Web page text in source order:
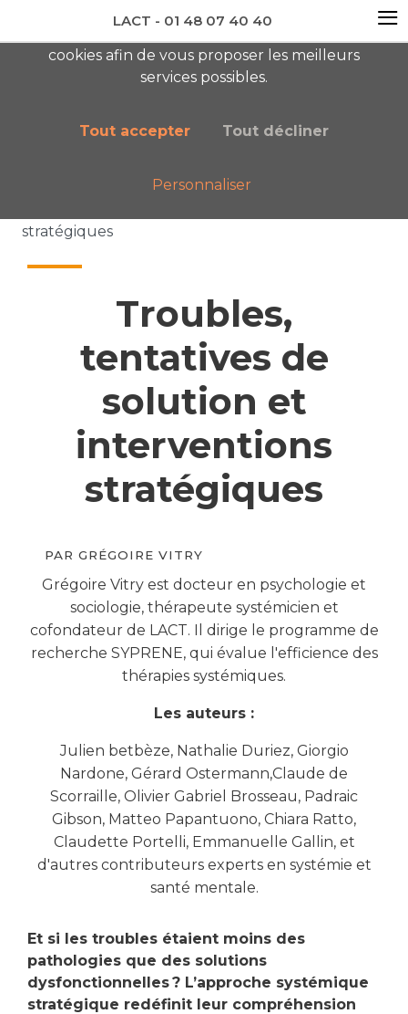
newsletter AC
Nos publications
stratégiques
Troubles,
tentatives de
solution et
interventions
stratégiques
PARGRÉGOIRE VITRY
Grégoire Vitry est docteur en psychologie et
sociologie, thérapeute systémicien et
cofondateur de LACT. Il dirige le programme de
recherche SYPRENE, qui évalue l'efficience des
thérapies systémiques.
Les auteurs :
Julien betbèze, Nathalie Duriez, Giorgio
Nardone, Gérard Ostermann,Claude de
Scorraille, Olivier Gabriel Brosseau, Padraic
Gibson, Matteo Papantuono, Chiara Ratto,
Claudette Portelli, Emmanuelle Gallin, et
d'autres contributeurs experts en systémie et
santé mentale.
Et si les troubles étaient moins des
pathologies que des solutions
dysfonctionnelles ? L’approche systémique
stratégique redéfinit leur compréhension
cookies afin de vous proposer les meilleurs
services possibles.
Tout accepter Tout décliner
Personnaliser
LACT - 01 48 07 40 40 ≡